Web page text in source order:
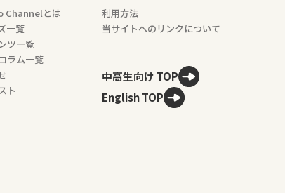
Channelとは
一覧
ツ一覧
ラム一覧
ト
利用方法
当サイトへのリンクについて
中高生向け TOP
English TOP